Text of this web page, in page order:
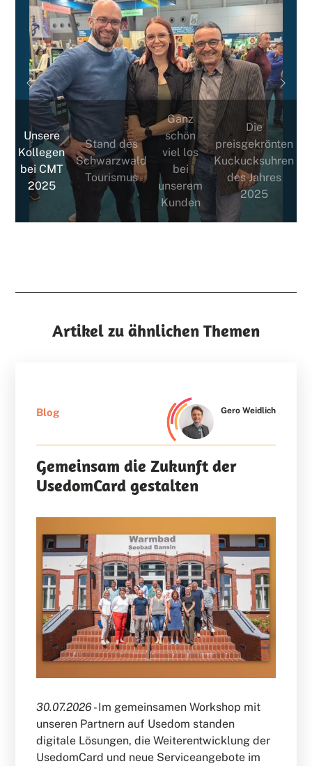
Unsere
Kollegen
bei CMT
2025
Stand des
Schwarzwald
Tourismus
Ganz
schön
viel los
bei
unserem
Kunden
Die
preisgekrönten
Kuckucksuhren
des Jahres
2025
Previous Next
Artikel zu ähnlichen Themen
Blog Gero Weidlich
Gemeinsam die Zukunft der
UsedomCard gestalten
30.07.2026 -Im gemeinsamen Workshop mit
unseren Partnern auf Usedom standen
digitale Lösungen, die Weiterentwicklung der
UsedomCard und neue Serviceangebote im